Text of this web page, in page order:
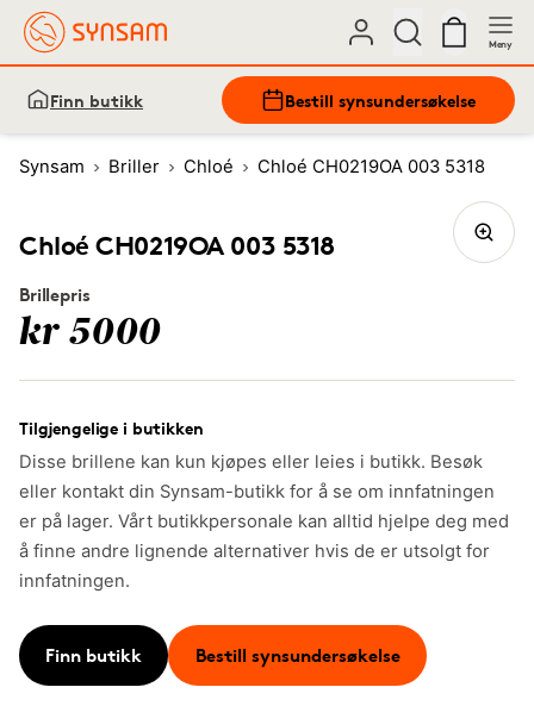
Meny
Finn butikk Bestill synsundersøkelse
Synsam Briller Chloé Chloé CH0219OA 003 5318
Chloé CH0219OA 003 5318
Brillepris
kr 5000
Tilgjengelige i butikken
Disse brillene kan kun kjøpes eller leies i butikk. Besøk
eller kontakt din Synsam-butikk for å se om innfatningen
er på lager. Vårt butikkpersonale kan alltid hjelpe deg med
å finne andre lignende alternativer hvis de er utsolgt for
innfatningen.
Finn butikk Bestill synsundersøkelse